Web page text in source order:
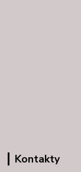
Kontakty